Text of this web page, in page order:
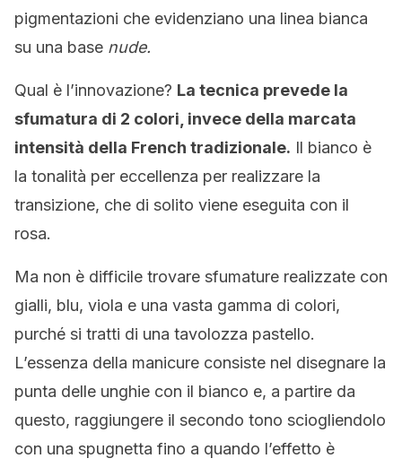
pigmentazioni che evidenziano una linea bianca
su una base nude.
Qual è l’innovazione? La tecnica prevede la
sfumatura di 2 colori, invece della marcata
intensità della French tradizionale. Il bianco è
la tonalità per eccellenza per realizzare la
transizione, che di solito viene eseguita con il
rosa.
Ma non è difficile trovare sfumature realizzate con
gialli, blu, viola e una vasta gamma di colori,
purché si tratti di una tavolozza pastello.
L’essenza della manicure consiste nel disegnare la
punta delle unghie con il bianco e, a partire da
questo, raggiungere il secondo tono sciogliendolo
con una spugnetta fino a quando l’effetto è